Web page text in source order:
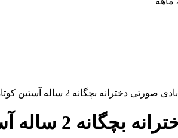
بادی صورتی دخترانه بچگانه 2 ساله آستین کوتاه کارترز
آستین کوتاه کارترز